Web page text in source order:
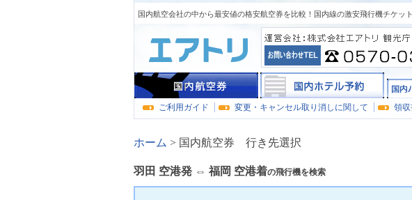
国内航空会社の中から最安値の格安航空券を比較！国内線の激安飛行機チケッ
ご利用ガイド 変更・キャンセル取り消しに関して 領
ホーム > 国内航空券 行き先選択
羽田 空港発 ⇔ 福岡 空港着の飛行機を検索